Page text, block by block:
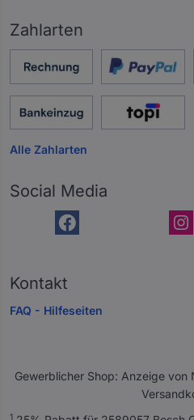
Zahlarten
Alle Zahlarten
Social Media
Kontakt
FAQ - Hilfeseiten
Gewerblicher Shop: Anzeige
A
1